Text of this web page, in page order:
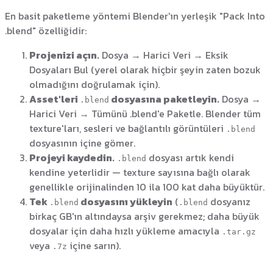
En basit paketleme yöntemi Blender'ın yerleşik "Pack Into
.blend" özelliğidir:
Projenizi açın. Dosya → Harici Veri → Eksik
Dosyaları Bul (yerel olarak hiçbir şeyin zaten bozuk
olmadığını doğrulamak için).
Asset'leri .blend dosyasına paketleyin. Dosya →
Harici Veri → Tümünü .blend'e Paketle. Blender tüm
texture'ları, sesleri ve bağlantılı görüntüleri .blend
dosyasının içine gömer.
Projeyi kaydedin. .blend dosyası artık kendi
kendine yeterlidir — texture sayısına bağlı olarak
genellikle orijinalinden 10 ila 100 kat daha büyüktür.
Tek .blend dosyasını yükleyin ( .blend dosyanız
birkaç GB'ın altındaysa arşiv gerekmez; daha büyük
dosyalar için daha hızlı yükleme amacıyla .tar.gz
veya .7z içine sarın).